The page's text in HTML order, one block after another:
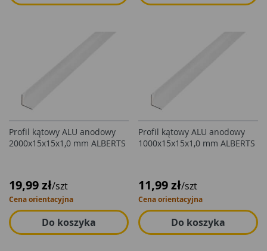
Profil kątowy ALU anodowy
2000x15x15x1,0 mm ALBERTS
19,99 zł/szt
Cena orientacyjna
Do koszyka
Profil kątowy ALU anodowy
1000x15x15x1,0 mm ALBERTS
11,99 zł/szt
Cena orientacyjna
Do koszyka